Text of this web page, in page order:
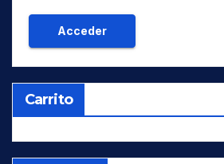
Carrito